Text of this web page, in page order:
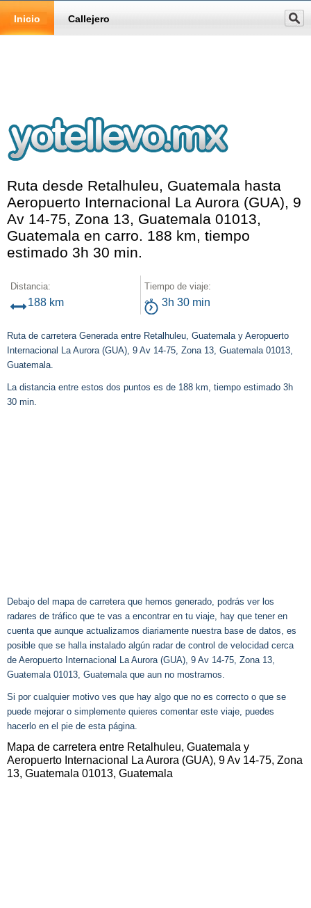
Inicio Callejero
Ruta desde Retalhuleu, Guatemala hasta
Aeropuerto Internacional La Aurora (GUA), 9
Av 14-75, Zona 13, Guatemala 01013,
Guatemala en carro. 188 km, tiempo
estimado 3h 30 min.
Distancia:
188 km
Tiempo de viaje:
3h 30 min
Ruta de carretera Generada entre Retalhuleu, Guatemala y Aeropuerto
Internacional La Aurora (GUA), 9 Av 14-75, Zona 13, Guatemala 01013,
Guatemala.
La distancia entre estos dos puntos es de 188 km, tiempo estimado 3h
30 min.
Debajo del mapa de carretera que hemos generado, podrás ver los
radares de tráfico que te vas a encontrar en tu viaje, hay que tener en
cuenta que aunque actualizamos diariamente nuestra base de datos, es
posible que se halla instalado algún radar de control de velocidad cerca
de Aeropuerto Internacional La Aurora (GUA), 9 Av 14-75, Zona 13,
Guatemala 01013, Guatemala que aun no mostramos.
Si por cualquier motivo ves que hay algo que no es correcto o que se
puede mejorar o simplemente quieres comentar este viaje, puedes
hacerlo en el pie de esta página.
Mapa de carretera entre Retalhuleu, Guatemala y
Aeropuerto Internacional La Aurora (GUA), 9 Av 14-75, Zona
13, Guatemala 01013, Guatemala